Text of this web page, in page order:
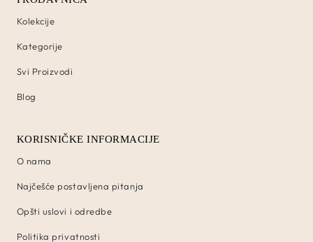
Kolekcije
Kategorije
Svi Proizvodi
Blog
KORISNIČKE INFORMACIJE
O nama
Najčešće postavljena pitanja
Opšti uslovi i odredbe
Politika privatnosti